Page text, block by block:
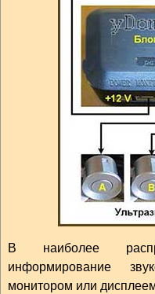
В наиболее
информирование
монитором или